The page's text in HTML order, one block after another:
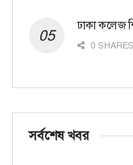
ঢাকা কলেজ
0 SHARES
সর্বশেষ খবর